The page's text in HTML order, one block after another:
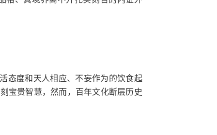
态度和天人相应、不妄作为的饮食起
宝贵智慧，然而，百年文化断层历史